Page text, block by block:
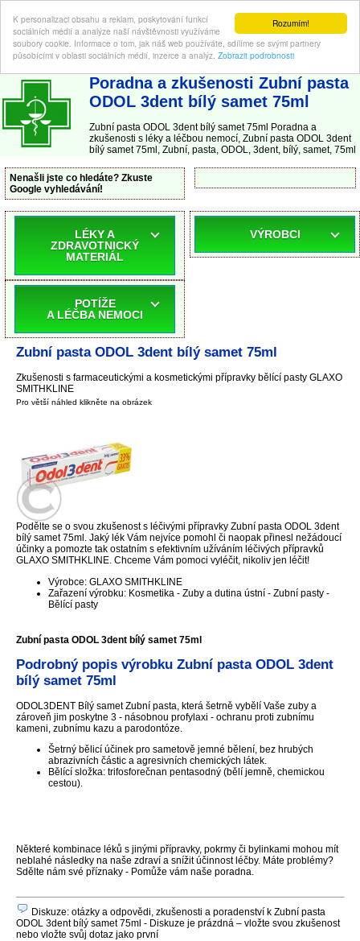
Rozumím!
K personalizaci obsahu a reklam, poskytování funkcí
sociálních médií a analýze naší návštěvnosti využíváme
soubory cookie. Informace o tom, jak náš web používáte, sdílíme se svými partnery
působícími v oblasti sociálních médií, inzerce a analýz. Zobrazit podrobnosti
ABC-LEKARNA.cz | Poradna a zkušenosti s léky a léčbou nemocí
Poradna a zkušenosti Zubní pasta
ODOL 3dent bílý samet 75ml
Zubní pasta ODOL 3dent bílý samet 75ml Poradna a
zkušenosti s léky a léčbou nemocí, Zubní pasta ODOL 3dent
bílý samet 75ml, Zubní, pasta, ODOL, 3dent, bílý, samet, 75ml
Nenašli jste co hledáte? Zkuste
Google vyhledávání!
LÉKY A
ZDRAVOTNICKÝ
MATERIÁL
POTÍŽE
A LÉČBA NEMOCI
VÝROBCI
Zubní pasta ODOL 3dent bílý samet 75ml
Zkušenosti s farmaceutickými a kosmetickými přípravky bělící pasty GLAXO
SMITHKLINE
Pro větší náhled klikněte na obrázek
Podělte se o svou zkušenost s léčivými přípravky Zubní pasta ODOL 3dent
bílý samet 75ml. Jaký lék Vám nejvíce pomohl či naopak přinesl nežádoucí
účinky a pomozte tak ostatním s efektivním užíváním léčivých přípravků
GLAXO SMITHKLINE. Chceme Vám pomoci vyléčit, nikoliv jen léčit!
Výrobce: GLAXO SMITHKLINE
Zařazení výrobku: Kosmetika - Zuby a dutina ústní - Zubní pasty -
Bělící pasty
Zubní pasta ODOL 3dent bílý samet 75ml
Podrobný popis výrobku Zubní pasta ODOL 3dent
bílý samet 75ml
ODOL3DENT Bílý samet Zubní pasta, která šetrně vybělí Vaše zuby a
zároveň jim poskytne 3 - násobnou profylaxi - ochranu proti zubnímu
kameni, zubnímu kazu a parodontóze.
Šetrný bělicí účinek pro sametově jemné bělení, bez hrubých
abrazivních částic a agresivních chemických látek.
Bělící složka: trifosforečnan pentasodný (bělí jemně, chemickou
cestou).
Některé kombinace léků s jinými přípravky, pokrmy či bylinkami mohou mít
neblahé následky na naše zdraví a snížit účinnost léčby. Máte problémy?
Sdělte nám své příznaky - Pomůže vám naše poradna.
Diskuze: otázky a odpovědi, zkušenosti a poradenství k Zubní pasta
ODOL 3dent bílý samet 75ml - Diskuze je prázdná – vložte svou zkušenost
nebo vložte svůj dotaz jako první